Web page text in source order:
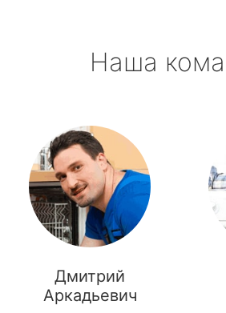
Наша
Дмитрий
Аркадьевич